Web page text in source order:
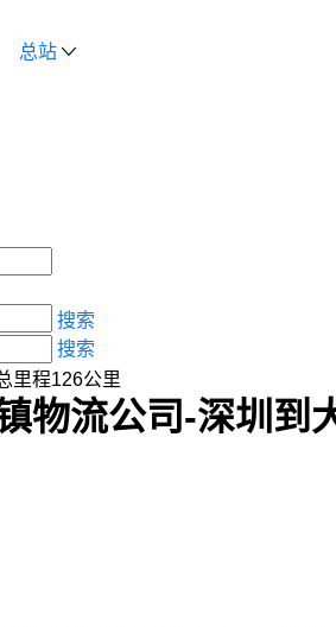
总站
搜索
搜索
里程126公里
物流公司-深圳到